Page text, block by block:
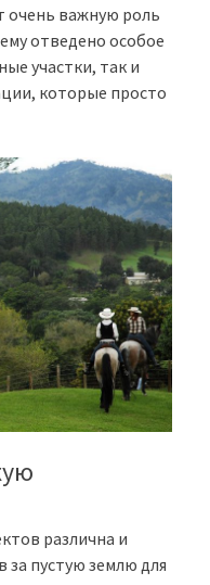
очень важную роль
отведено особое
участки, так и
которые просто
различна и
за пустую землю для